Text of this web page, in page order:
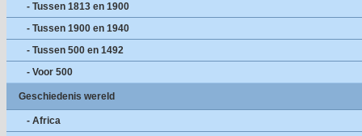
- Tussen 1813 en 1900
- Tussen 1900 en 1940
- Tussen 500 en 1492
- Voor 500
Geschiedenis wereld
- Africa